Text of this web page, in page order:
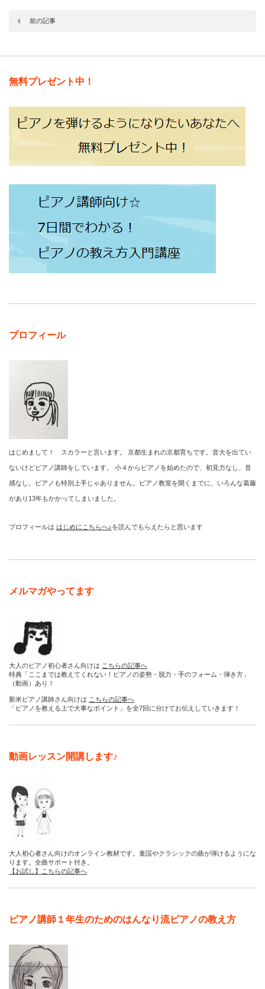
前の記事
無料プレゼント中！
プロフィール
はじめまして！ スカラーと言います。 京都生まれの京都育ちです。音大を出てい
ないけどピアノ講師をしています。 小４からピアノを始めたので、初見力なし、音
感なし。ピアノも特別上手じゃありません。ピアノ教室を開くまでに、いろんな葛藤
があり13年もかかってしまいました。
プロフィールは はじめにこちらへ♪を読んでもらえたらと思います
メルマガやってます
大人のピアノ初心者さん向けは こちらの記事へ
特典「ここまでは教えてくれない！ピアノの姿勢・脱力・手のフォーム・弾き方」
（動画）あり！
新米ピアノ講師さん向けは こちらの記事へ
「ピアノを教える上で大事なポイント」を全7回に分けてお伝えしていきます！
動画レッスン開講します♪
大人初心者さん向けのオンライン教材です。童謡やクラシックの曲が弾けるようにな
ります。全曲サポート付き。
【お試し】こちらの記事へ
ピアノ講師１年生のためのはんなり流ピアノの教え方